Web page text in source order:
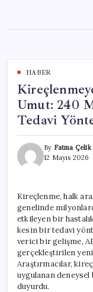
content
HABER
Umut: 240
Tedavi
By Fatma Çelik
12 Mayıs 2026
Kireçlenme, halk
genelinde
etkileyen bir
kesin bir tedavi
verici bir gelişme,
gerçekleştirilen yeni
Araştırmacılar,
uygulanan
duyurdu.